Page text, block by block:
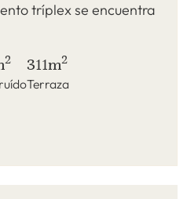
tríplex se encuentra
2 311m2
Terraza